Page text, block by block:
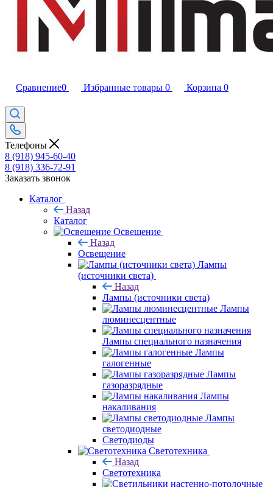
Сравнение0 Избранные товары 0 Корзина 0
Телефоны
8 (918) 945-60-40
8 (918) 336-72-91
Заказать звонок
Каталог
Назад
Каталог
Освещение
Назад
Освещение
Лампы
(источники света)
Назад
Лампы (источники света)
Лампы
люминесцентные
Лампы специального назначения
Лампы
галогенные
Лампы
газоразрядные
Лампы
накаливания
Лампы
светодиодные
Светодиоды
Светотехника
Назад
Светотехника